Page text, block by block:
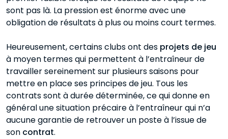
sont pas là. La pression est énorme avec une
obligation de résultats à plus ou moins court termes.
Heureusement, certains clubs ont des projets de jeu
à moyen termes qui permettent à l’entraîneur de
travailler sereinement sur plusieurs saisons pour
mettre en place ses principes de jeu. Tous les
contrats sont à durée déterminée, ce qui donne en
général une situation précaire à l’entraîneur qui n’a
aucune garantie de retrouver un poste à l’issue de
son contrat.